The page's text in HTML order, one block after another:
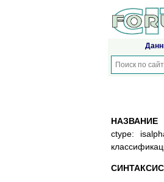
НАЗВАНИЕ
ctype:
СИНТАКСИС